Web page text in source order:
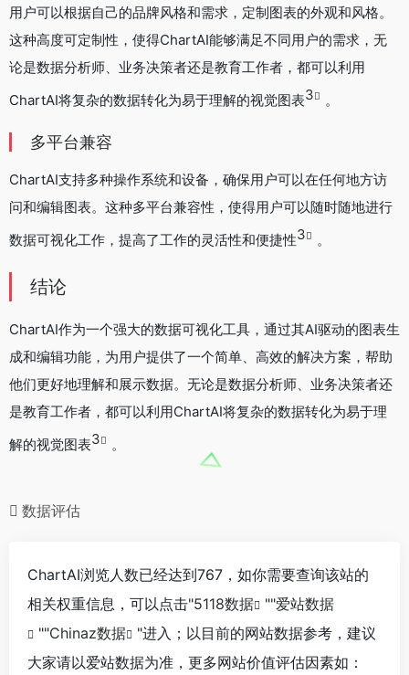
用户可以根据自己的品牌风格和需求，定制图表的外观和风格。
这种高度可定制性，使得ChartAI能够满足不同用户的需求，无
论是数据分析师、业务决策者还是教育工作者，都可以利用
ChartAI将复杂的数据转化为易于理解的视觉图表3 。
多平台兼容
ChartAI支持多种操作系统和设备，确保用户可以在任何地方访
问和编辑图表。这种多平台兼容性，使得用户可以随时随地进行
数据可视化工作，提高了工作的灵活性和便捷性3 。
结论
ChartAI作为一个强大的数据可视化工具，通过其AI驱动的图表生
成和编辑功能，为用户提供了一个简单、高效的解决方案，帮助
他们更好地理解和展示数据。无论是数据分析师、业务决策者还
是教育工作者，都可以利用ChartAI将复杂的数据转化为易于理
解的视觉图表3 。
数据评估
ChartAI浏览人数已经达到767，如你需要查询该站的
相关权重信息，可以点击"5118数据 ""爱站数据
""Chinaz数据
"进入；以目前的网站数据参考，建议
大家请以爱站数据为准，更多网站价值评估因素如：